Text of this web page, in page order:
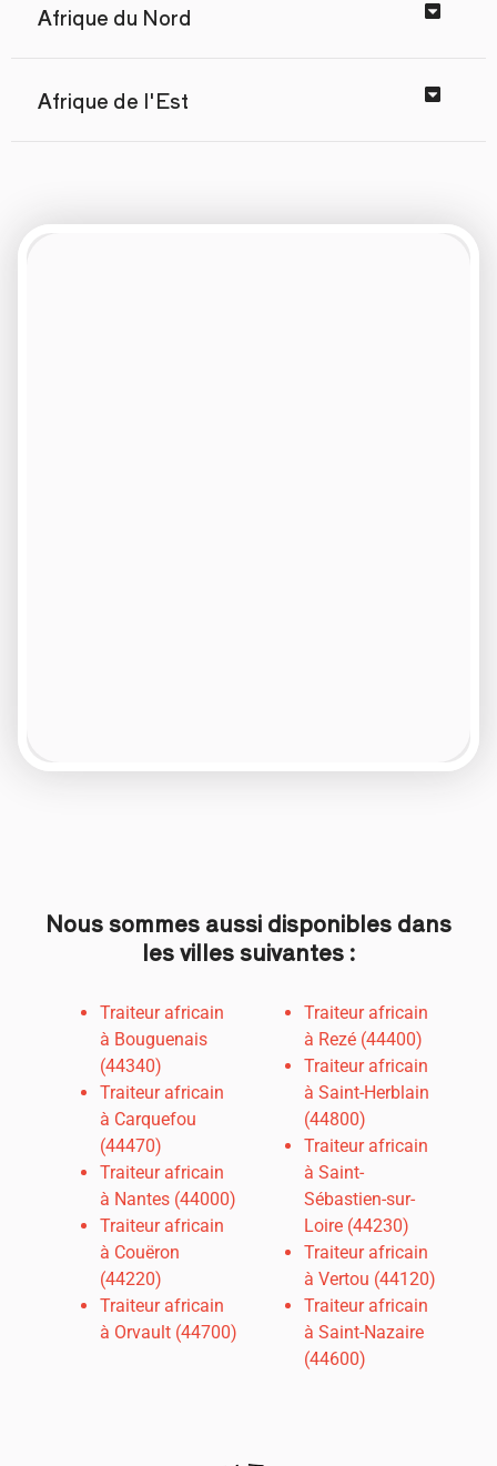
Afrique du Nord
Afrique de l'Est
Nous sommes aussi disponibles dans
les villes suivantes :
Traiteur africain
à Bouguenais
(44340)
Traiteur africain
à Carquefou
(44470)
Traiteur africain
à Nantes (44000)
Traiteur africain
à Couëron
(44220)
Traiteur africain
à Orvault (44700)
Traiteur africain
à Rezé (44400)
Traiteur africain
à Saint-Herblain
(44800)
Traiteur africain
à Saint-
Sébastien-sur-
Loire (44230)
Traiteur africain
à Vertou (44120)
Traiteur africain
à Saint-Nazaire
(44600)